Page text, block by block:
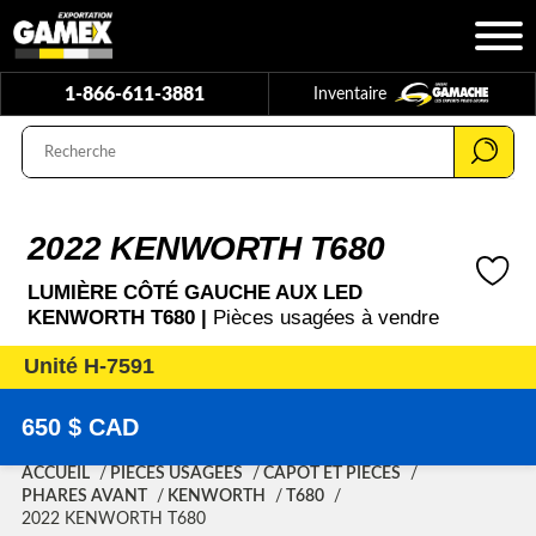
1-866-611-3881 Inventaire
2022 KENWORTH T680
LUMIÈRE CÔTÉ GAUCHE AUX LED
KENWORTH T680 | Pièces usagées à vendre
Unité H-7591
650 $ CAD
ACCUEIL PIÈCES USAGÉES
CAPOT ET PIÈCES
PHARES AVANT
KENWORTH
T680
2022 KENWORTH T680